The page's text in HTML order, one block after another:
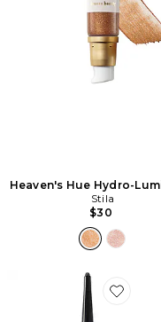
Heaven's Hue Hydro-
Stila
$30
Favorite